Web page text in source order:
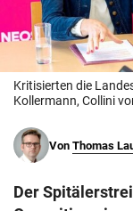
© Krone
Muthgasse 2,
Kritisierten die
Kollermann, Collini
Von Thomas
Der